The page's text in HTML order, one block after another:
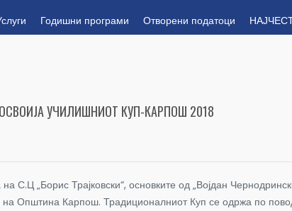
Годишни програми Отворени податоци
УЧИЛИШНИОТ КУП-КАРПОШ 2018
С.Ц „Борис Трајковски“, основките од „Војдан
на Општина Карпош. Традиционалниот Куп се одржа по